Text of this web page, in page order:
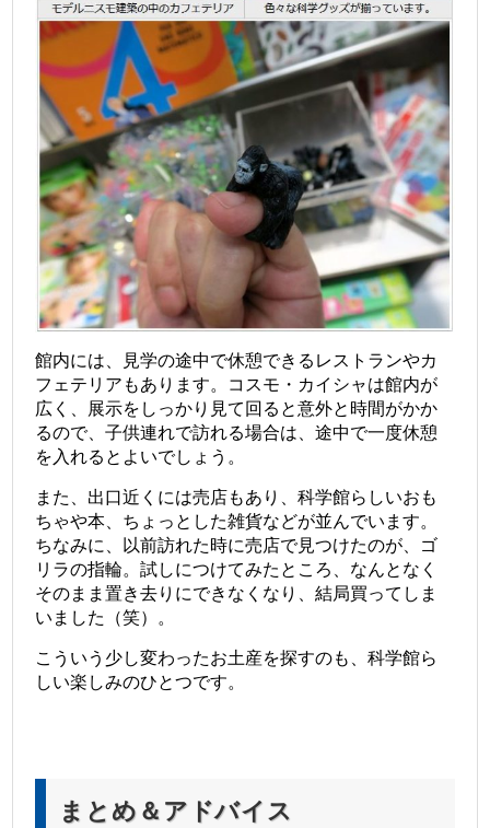
館内には、見学の途中で休憩できるレストランやカ
フェテリアもあります。コスモ・カイシャは館内が
広く、展示をしっかり見て回ると意外と時間がかか
るので、子供連れで訪れる場合は、途中で一度休憩
を入れるとよいでしょう。
また、出口近くには売店もあり、科学館らしいおも
ちゃや本、ちょっとした雑貨などが並んでいます。
ちなみに、以前訪れた時に売店で見つけたのが、ゴ
リラの指輪。試しにつけてみたところ、なんとなく
そのまま置き去りにできなくなり、結局買ってしま
いました（笑）。
こういう少し変わったお土産を探すのも、科学館ら
しい楽しみのひとつです。
まとめ＆アドバイス